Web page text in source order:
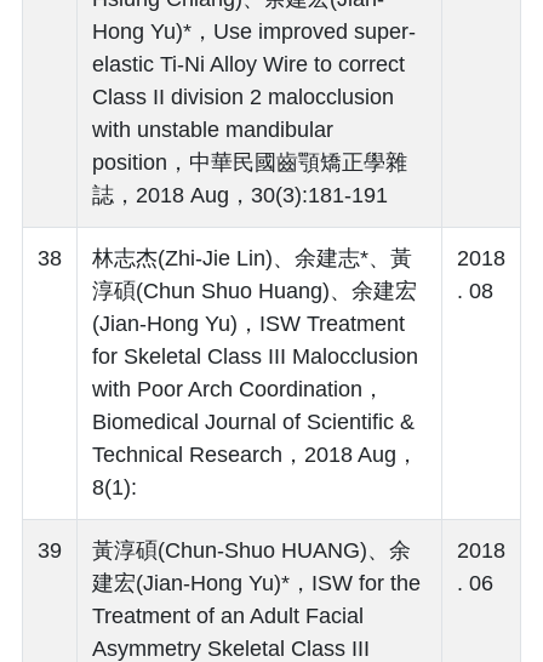
Hong Yu)*，Use improved super-
elastic Ti-Ni Alloy Wire to correct
Class II division 2 malocclusion
with unstable mandibular
position，中華民國齒顎矯正學雜
誌，2018 Aug，30(3):181-191
38
林志杰(Zhi-Jie Lin)、余建志*、黃
淳碩(Chun Shuo Huang)、余建宏
(Jian-Hong Yu)，ISW Treatment
for Skeletal Class III Malocclusion
with Poor Arch Coordination，
Biomedical Journal of Scientific &
Technical Research，2018 Aug，
8(1):
2018
. 08
39
黃淳碩(Chun-Shuo HUANG)、余
建宏(Jian-Hong Yu)*，ISW for the
Treatment of an Adult Facial
Asymmetry Skeletal Class III
2018
. 06